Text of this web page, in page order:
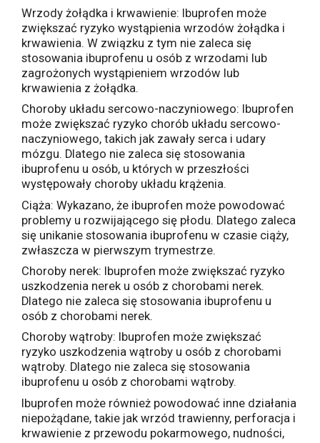
Wrzody żołądka i krwawienie: Ibuprofen może
zwiększać ryzyko wystąpienia wrzodów żołądka i
krwawienia. W związku z tym nie zaleca się
stosowania ibuprofenu u osób z wrzodami lub
zagrożonych wystąpieniem wrzodów lub
krwawienia z żołądka.
Choroby układu sercowo-naczyniowego: Ibuprofen
może zwiększać ryzyko chorób układu sercowo-
naczyniowego, takich jak zawały serca i udary
mózgu. Dlatego nie zaleca się stosowania
ibuprofenu u osób, u których w przeszłości
występowały choroby układu krążenia.
Ciąża: Wykazano, że ibuprofen może powodować
problemy u rozwijającego się płodu. Dlatego zaleca
się unikanie stosowania ibuprofenu w czasie ciąży,
zwłaszcza w pierwszym trymestrze.
Choroby nerek: Ibuprofen może zwiększać ryzyko
uszkodzenia nerek u osób z chorobami nerek.
Dlatego nie zaleca się stosowania ibuprofenu u
osób z chorobami nerek.
Choroby wątroby: Ibuprofen może zwiększać
ryzyko uszkodzenia wątroby u osób z chorobami
wątroby. Dlatego nie zaleca się stosowania
ibuprofenu u osób z chorobami wątroby.
Ibuprofen może również powodować inne działania
niepożądane, takie jak wrzód trawienny, perforacja i
krwawienie z przewodu pokarmowego, nudności,